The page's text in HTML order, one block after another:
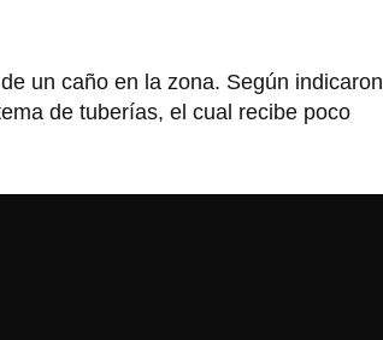
un caño en la zona. Según indicaron
de tuberías, el cual recibe poco